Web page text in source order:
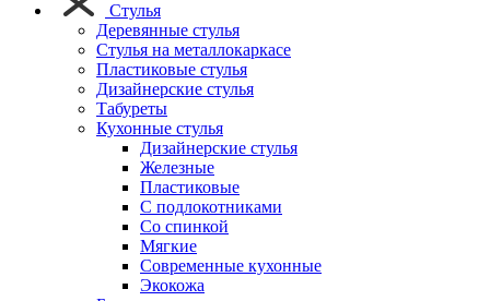
Стулья
Деревянные стулья
Стулья на металлокаркасе
Пластиковые стулья
Дизайнерские стулья
Табуреты
Кухонные стулья
Дизайнерские стулья
Железные
Пластиковые
С подлокотниками
Со спинкой
Мягкие
Современные кухонные
Экокожа